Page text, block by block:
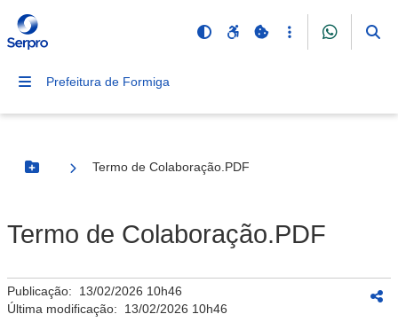
Prefeitura de Formiga
Botão Menu
Termo de Colaboração.PDF
Termo de Colaboração.PDF
Publicação: 13/02/2026 10h46
Última modificação: 13/02/2026 10h46